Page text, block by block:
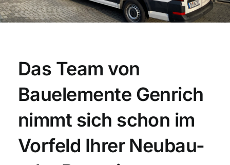
Das Team von
Bauelemente Genrich
nimmt sich schon im
Vorfeld Ihrer Neubau-